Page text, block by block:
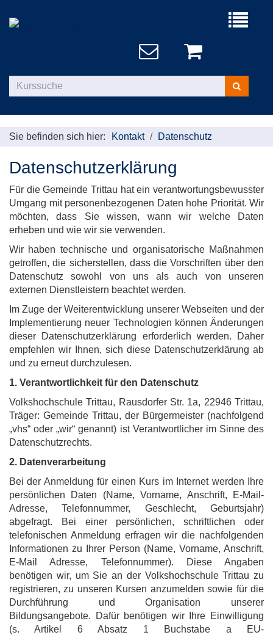
Menü
Kurse
suchen
Sie befinden sich hier: Kontakt Datenschutz
Datenschutzerklärung
Für die Gemeinde Trittau hat ein verantwortungsbewusster
Umgang mit personenbezogenen Daten hohe Priorität. Wir
möchten, dass Sie wissen, wann wir welche Daten
erheben und wie wir sie verwenden.
Wir haben technische und organisatorische Maßnahmen
getroffen, die sicherstellen, dass die Vorschriften über den
Datenschutz sowohl von uns als auch von unseren
externen Dienstleistern beachtet werden.
Im Zuge der Weiterentwicklung unserer Webseiten und der
Implementierung neuer Technologien können Änderungen
dieser Datenschutzerklärung erforderlich werden. Daher
empfehlen wir Ihnen, sich diese Datenschutzerklärung ab
und zu erneut durchzulesen.
1. Verantwortlichkeit für den Datenschutz
Volkshochschule Trittau, Rausdorfer Str. 1a, 22946 Trittau,
Träger: Gemeinde Trittau, der Bürgermeister (nachfolgend
„vhs“ oder „wir“ genannt) ist Verantwortlicher im Sinne des
Datenschutzrechts.
2. Datenverarbeitung
Bei der Anmeldung für einen Kurs im Internet werden Ihre
persönlichen Daten (Name, Vorname, Anschrift, E-Mail-
Adresse, Telefonnummer, Geschlecht, Geburtsjahr)
abgefragt. Bei einer persönlichen, schriftlichen oder
telefonischen Anmeldung erfragen wir die nachfolgenden
Informationen zu Ihrer Person (Name, Vorname, Anschrift,
E-Mail Adresse, Telefonnummer). Diese Angaben
benötigen wir, um Sie an der Volkshochschule Trittau zu
registrieren, zu unseren Kursen anzumelden sowie für die
Durchführung und Organisation unserer
Bildungsangebote. Dafür benötigen wir Ihre Einwilligung
(s. Artikel 6 Absatz 1 Buchstabe a EU-